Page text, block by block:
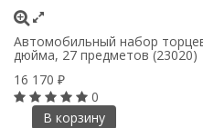
Автомобильный набор
дюйма, 27 предметов (23020)
16 170 ₽
0
В корзину